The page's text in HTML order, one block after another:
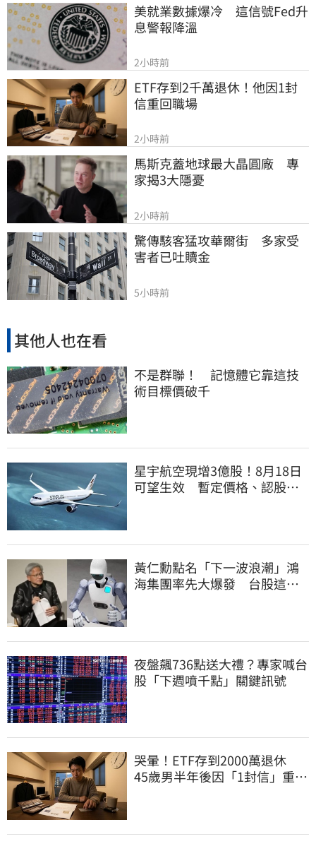
美就業數據爆冷　這信號Fed升
息警報降溫
2小時前
ETF存到2千萬退休！他因1封
信重回職場
2小時前
馬斯克蓋地球最大晶圓廠　專
家揭3大隱憂
2小時前
驚傳駭客猛攻華爾街　多家受
害者已吐贖金
5小時前
其他人也在看
不是群聯！ 記憶體它靠這技
術目標價破千
星宇航空現增3億股！8月18日
可望生效 暫定價格、認股規
黃仁勳點名「下一波浪潮」鴻
海集團率先大爆發 台股這族
夜盤飆736點送大禮？專家喊台
股「下週噴千點」關鍵訊號
哭暈！ETF存到2000萬退休
45歲男半年後因「1封信」重回